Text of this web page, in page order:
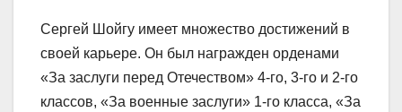
Сергей Шойгу имеет множество достижений в
своей карьере. Он был награжден орденами
«За заслуги перед Отечеством» 4-го, 3-го и 2-го
классов, «За военные заслуги» 1-го класса, «За